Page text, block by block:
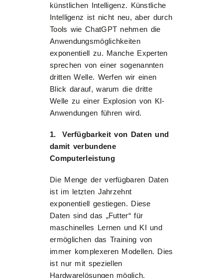
künstlichen Intelligenz. Künstliche
Intelligenz ist nicht neu, aber durch
Tools wie ChatGPT nehmen die
Anwendungsmöglichkeiten
exponentiell zu. Manche Experten
sprechen von einer sogenannten
dritten Welle. Werfen wir einen
Blick darauf, warum die dritte
Welle zu einer Explosion von KI-
Anwendungen führen wird.
1. Verfügbarkeit von Daten und
damit verbundene
Computerleistung
Die Menge der verfügbaren Daten
ist im letzten Jahrzehnt
exponentiell gestiegen. Diese
Daten sind das „Futter“ für
maschinelles Lernen und KI und
ermöglichen das Training von
immer komplexeren Modellen. Dies
ist nur mit speziellen
Hardwarelösungen möglich.